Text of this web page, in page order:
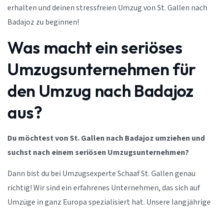
erhalten und deinen stressfreien Umzug von St. Gallen nach
Badajoz zu beginnen!
Was macht ein seriöses
Umzugsunternehmen für
den Umzug nach Badajoz
aus?
Du möchtest von St. Gallen nach Badajoz umziehen und
suchst nach einem seriösen Umzugsunternehmen?
Dann bist du bei Umzugsexperte Schaaf St. Gallen genau
richtig! Wir sind ein erfahrenes Unternehmen, das sich auf
Umzüge in ganz Europa spezialisiert hat. Unsere langjährige